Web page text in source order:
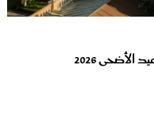
خطط لعطلة لا تُنسى.. أبرز وجهات عيد الأضحى 2026